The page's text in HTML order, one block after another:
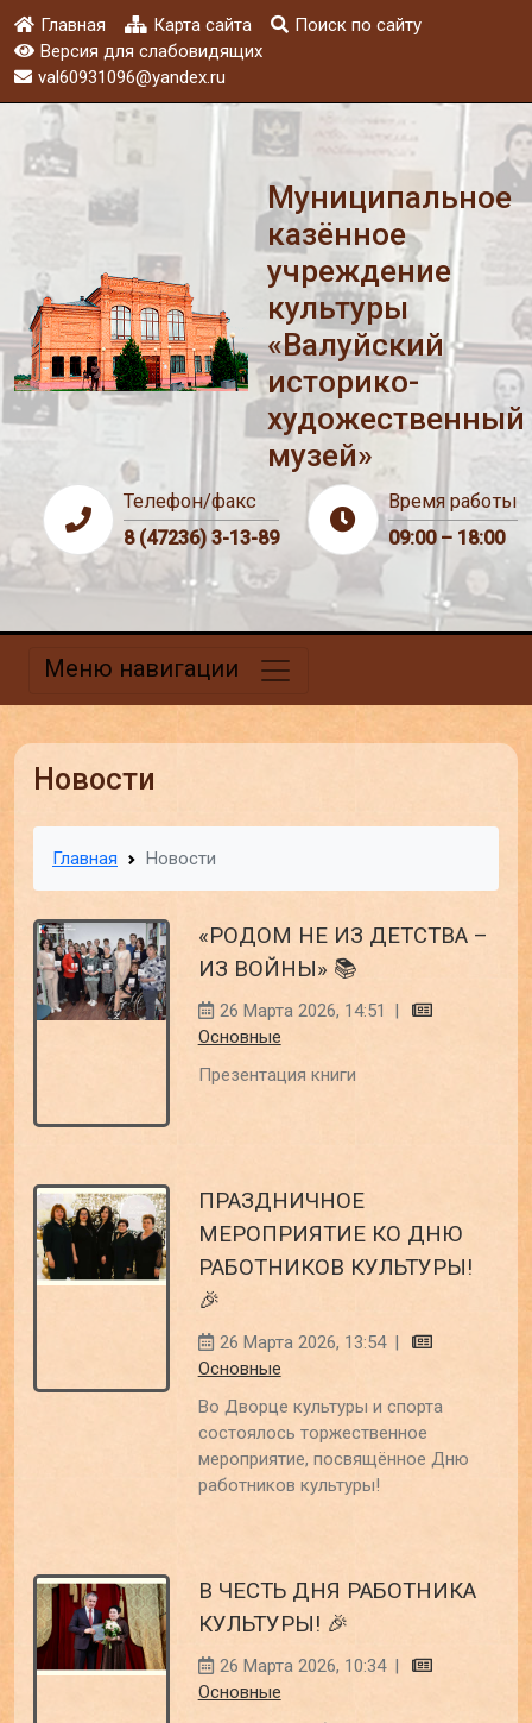
Главная Карта сайта
Поиск по сайту
Версия для слабовидящих
val60931096@yandex.ru
Муниципальное
казённое
учреждение
культуры
«Валуйский
историко-
художественный
музей»
Телефон/факс
8 (47236) 3-13-89
Время работы
09:00 – 18:00
Меню навигации
Новости
Главная Новости
«РОДОМ НЕ ИЗ ДЕТСТВА –
ИЗ ВОЙНЫ» 📚
26 Марта 2026, 14:51
|
Основные
Презентация книги
ПРАЗДНИЧНОЕ
МЕРОПРИЯТИЕ КО ДНЮ
РАБОТНИКОВ КУЛЬТУРЫ!
🎉
26 Марта 2026, 13:54 |
Основные
Во Дворце культуры и спорта
состоялось торжественное
мероприятие, посвящённое Дню
работников культуры!
В ЧЕСТЬ ДНЯ РАБОТНИКА
КУЛЬТУРЫ! 🎉
26 Марта 2026, 10:34 |
Основные